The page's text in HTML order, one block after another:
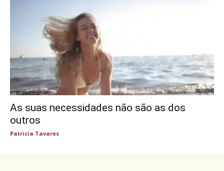
As suas necessidades não são as dos
outros
Patricia Tavares